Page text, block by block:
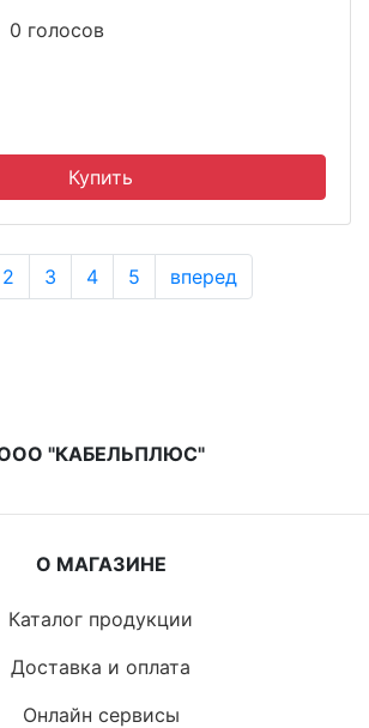
0 голосов
2 3 4 5 вперед
"КАБЕЛЬПЛЮС"
О МАГАЗИНЕ
Каталог продукции
Доставка и оплата
Онлайн сервисы